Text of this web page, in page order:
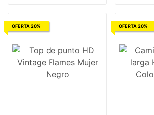
OFERTA 20% OFERTA 20%